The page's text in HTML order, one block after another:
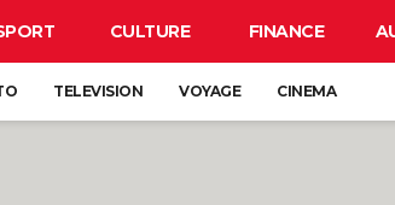
CULTURE FINANCE
TELEVISION VOYAGE CINEMA